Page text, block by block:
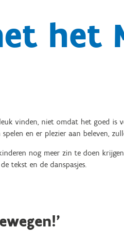
het
vinden, niet omdat het goed is
en er plezier aan beleven,
nog meer zin te doen
tekst en de danspasjes.